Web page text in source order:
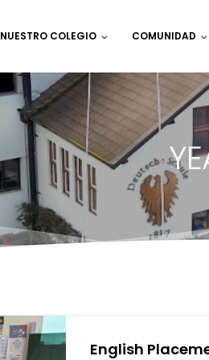
NUESTRO COLEGIO COMUNIDAD
English